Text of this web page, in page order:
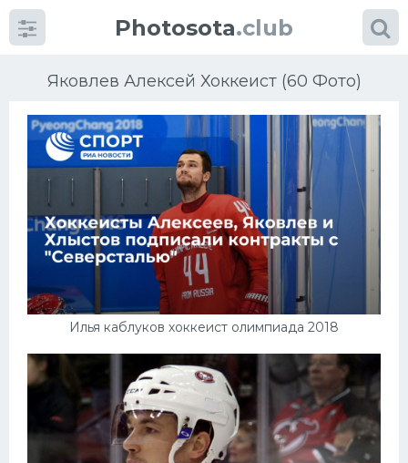
Photosota.club
Яковлев Алексей Хоккеист (60 Фото)
Илья каблуков хоккеист олимпиада 2018
КатегорииФото
Футбол
Хоккей
Велогонки
Конькобежный спорт